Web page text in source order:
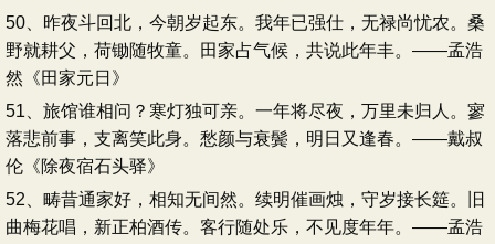
50、昨夜斗回北，今朝岁起东。我年已强仕，无禄尚忧农。桑
野就耕父，荷锄随牧童。田家占气候，共说此年丰。——孟浩
然《田家元日》
51、旅馆谁相问？寒灯独可亲。一年将尽夜，万里未归人。寥
落悲前事，支离笑此身。愁颜与衰鬓，明日又逢春。——戴叔
伦《除夜宿石头驿》
52、畴昔通家好，相知无间然。续明催画烛，守岁接长筵。旧
曲梅花唱，新正柏酒传。客行随处乐，不见度年年。——孟浩